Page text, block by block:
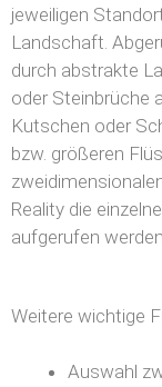
jeweiligen
Landschaft.
durch abstrakte
oder Steinbrüche
Kutschen oder
bzw. größeren
Reality die
aufgerufen
Weitere wichtige
Auswahl